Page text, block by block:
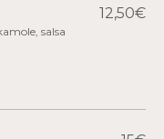
12,50€
salsa